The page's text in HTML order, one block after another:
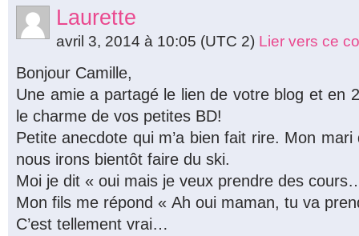
Laurette
avril 3, 2014 à 10:05 (UTC 2) Lier vers ce
Bonjour Camille,
Une amie a partagé le lien de votre blog et en
le charme de vos petites BD!
Petite anecdote qui m’a bien fait rire. Mon
nous irons bientôt faire du ski.
Moi je dit « oui mais je veux prendre des
Mon fils me répond « Ah oui maman, tu va
C’est tellement vrai…